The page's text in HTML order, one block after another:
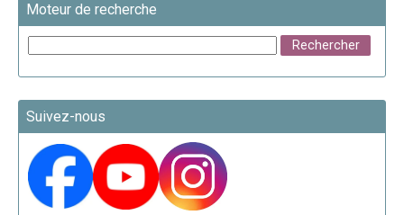
Moteur de recherche
Suivez-nous